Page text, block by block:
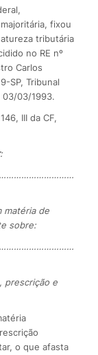
fixou
tributária
no RE nº
Carlos
SP, Tribunal
03/03/1993.
III da CF,
:
matéria de
sobre:
prescrição e
o que afasta